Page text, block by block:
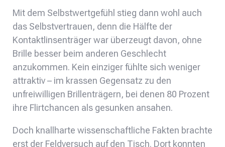
Mit dem Selbstwertgefühl stieg dann wohl auch
das Selbstvertrauen, denn die Hälfte der
Kontaktlinsenträger war überzeugt davon, ohne
Brille besser beim anderen Geschlecht
anzukommen. Kein einziger fühlte sich weniger
attraktiv – im krassen Gegensatz zu den
unfreiwilligen Brillenträgern, bei denen 80 Prozent
ihre Flirtchancen als gesunken ansahen.
Doch knallharte wissenschaftliche Fakten brachte
erst der Feldversuch auf den Tisch. Dort konnten